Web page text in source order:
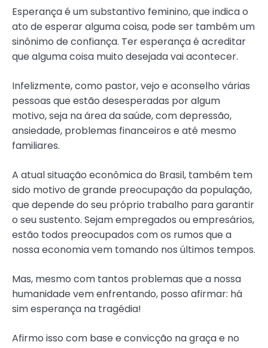
Esperança é um substantivo feminino, que indica o
ato de esperar alguma coisa, pode ser também um
sinônimo de confiança. Ter esperança é acreditar
que alguma coisa muito desejada vai acontecer.
Infelizmente, como pastor, vejo e aconselho várias
pessoas que estão desesperadas por algum
motivo, seja na área da saúde, com depressão,
ansiedade, problemas financeiros e até mesmo
familiares.
A atual situação econômica do Brasil, também tem
sido motivo de grande preocupação da população,
que depende do seu próprio trabalho para garantir
o seu sustento. Sejam empregados ou empresários,
estão todos preocupados com os rumos que a
nossa economia vem tomando nos últimos tempos.
Mas, mesmo com tantos problemas que a nossa
humanidade vem enfrentando, posso afirmar: há
sim esperança na tragédia!
Afirmo isso com base e convicção na graça e no